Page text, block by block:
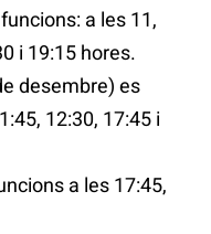
a les 11,
i 19:15 hores.
desembre) es
12:30, 17:45 i
a les 17:45,